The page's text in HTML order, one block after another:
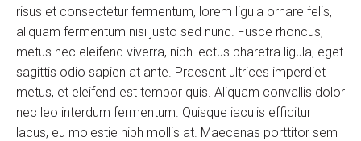
risus et consectetur fermentum, lorem ligula ornare felis,
aliquam fermentum nisi justo sed nunc. Fusce rhoncus,
metus nec eleifend viverra, nibh lectus pharetra ligula, eget
sagittis odio sapien at ante. Praesent ultrices imperdiet
metus, et eleifend est tempor quis. Aliquam convallis dolor
nec leo interdum fermentum. Quisque iaculis efficitur
lacus, eu molestie nibh mollis at. Maecenas porttitor sem